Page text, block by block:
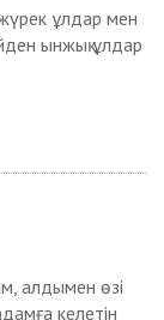
ұлдар мен
ынжық ұлдар
алдымен өзі
келетін